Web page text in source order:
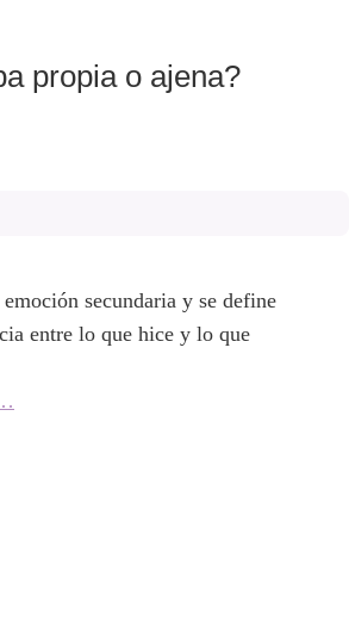
propia o ajena?
secundaria y se define
entre lo que hice y lo que